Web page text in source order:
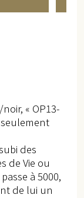
« OP13-
seulement
des
de Vie ou
à 5000,
de lui un